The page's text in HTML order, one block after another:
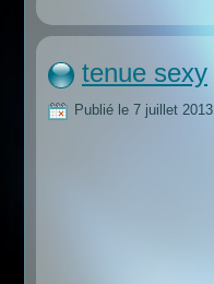
tenue sexy
Publié le 7 juillet 2013